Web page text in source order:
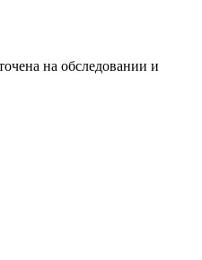
на обследовании и